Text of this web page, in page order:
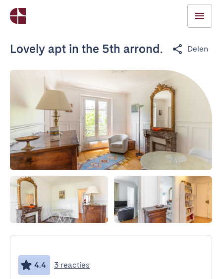
Lovely apt in the 5th arrond. Delen
4.4 3 reacties